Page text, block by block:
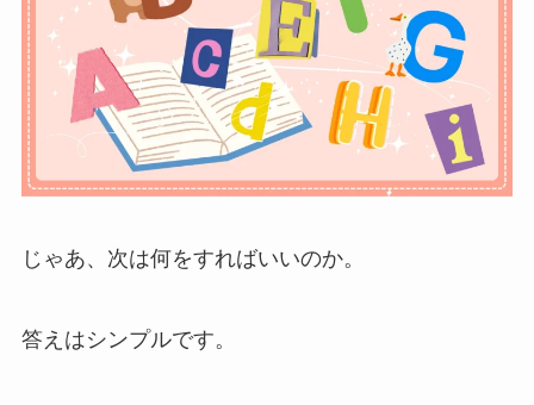
じゃあ、次は何をすればいいのか。
答えはシンプルです。